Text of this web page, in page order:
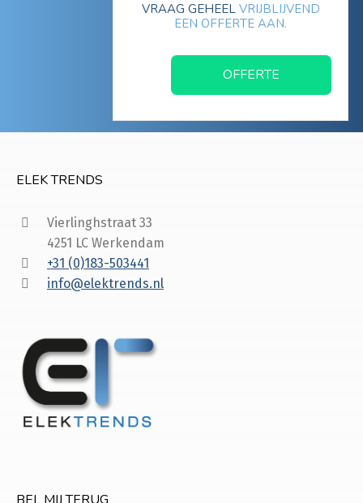
VRAAG GEHEEL VRIJBLIJVEND
EEN OFFERTE AAN.
OFFERTE
ELEK TRENDS
Vierlinghstraat 33
4251 LC Werkendam
+31 (0)183-503441
info@elektrends.nl